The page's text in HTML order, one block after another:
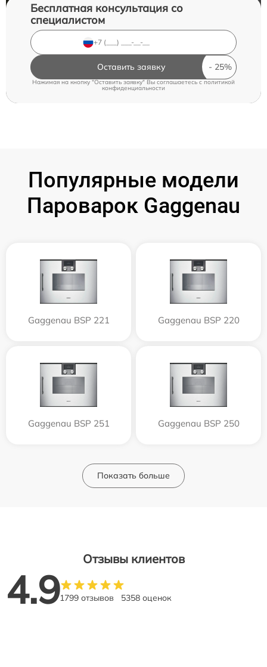
Бесплатная консультация со
специалистом
Оставить заявку
Нажимая на кнопку "Оставить заявку" Вы соглашаетесь cполитикой
конфиденциальности
Популярные модели
Пароварок Gaggenau
Gaggenau BSP 221 Gaggenau BSP 220
Gaggenau BSP 251 Gaggenau BSP 250
Показать больше
Отзывы клиентов
4.91799 отзывов 5358 оценок